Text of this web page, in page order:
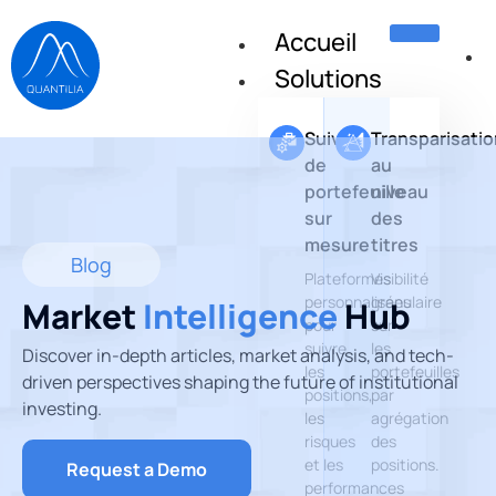
Accueil
Solutions
Suivi
de
portefeuille
sur
mesure
Plateformes
personnalisées
pour
suivre
les
positions,
les
risques
et les
performances
au
niveau
des
titres
Visibilité
granulaire
sur
les
portefeuilles
par
agrégation
des
positions.
Blog
Market IntelligenceHub
Discover in-depth articles, market analysis, and tech-
driven perspectives shaping the future of institutional
investing.
Request a Demo